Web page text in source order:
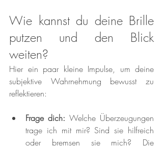
Wie kannst du deine Brille
putzen und den Blick
weiten?
Hier ein paar kleine Impulse, um deine
subjektive Wahrnehmung bewusst zu
reflektieren:
Frage dich: Welche Überzeugungen
trage ich mit mir? Sind sie hilfreich
oder bremsen sie mich? Die